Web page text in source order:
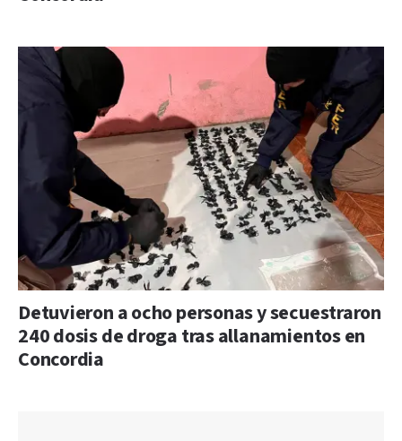
Detuvieron a ocho personas y secuestraron
240 dosis de droga tras allanamientos en
Concordia